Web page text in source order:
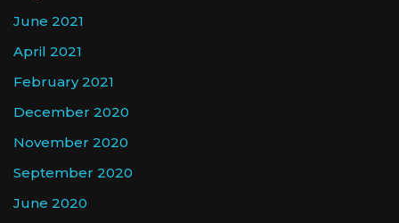
June 2021
April 2021
February 2021
December 2020
November 2020
September 2020
June 2020